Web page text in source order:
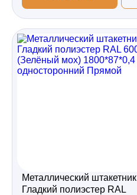
Металлический штакетник
Гладкий полиэстер RAL